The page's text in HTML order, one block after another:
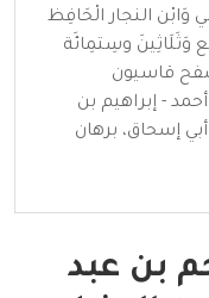
وَابْن النجار الْحَافِظ
وَثَلَاثِينَ وسِتمِائَة
قاسيون
- إبراهيم بن
إسحاق، برهان
بن عبد